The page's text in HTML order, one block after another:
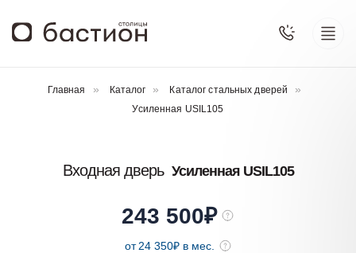
Главная Каталог
Каталог стальных дверей
Усиленная USIL105
Входная дверь Усиленная USIL105
243 500₽
от 24 350₽ в мес.